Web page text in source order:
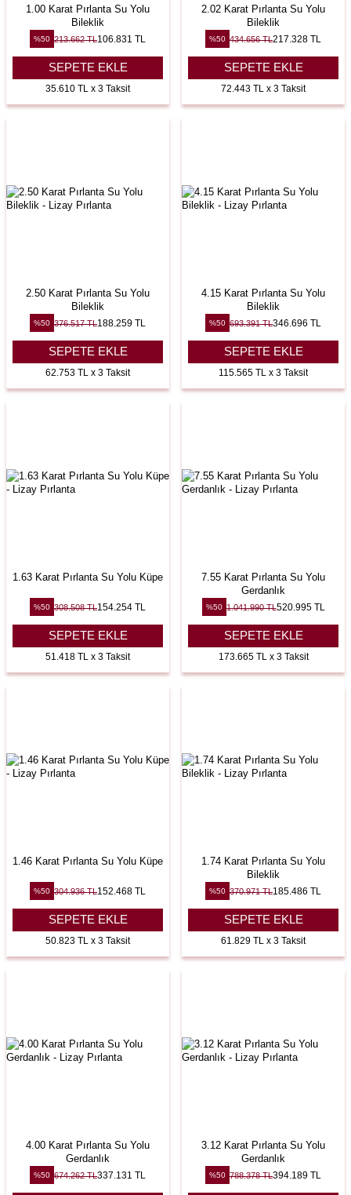
1.00 Karat Pırlanta Su Yolu
Bileklik
%50 213.662TL106.831 TL
SEPETE EKLE
35.610 TL x 3 Taksit
2.02 Karat Pırlanta Su Yolu
Bileklik
%50 434.656TL217.328 TL
SEPETE EKLE
72.443 TL x 3 Taksit
2.50 Karat Pırlanta Su Yolu
Bileklik
%50 376.517TL188.259 TL
SEPETE EKLE
62.753 TL x 3 Taksit
4.15 Karat Pırlanta Su Yolu
Bileklik
%50 693.391TL346.696 TL
SEPETE EKLE
115.565 TL x 3 Taksit
1.63 Karat Pırlanta Su Yolu Küpe
%50 308.508TL154.254 TL
SEPETE EKLE
51.418 TL x 3 Taksit
7.55 Karat Pırlanta Su Yolu
Gerdanlık
%50 1.041.990TL520.995TL
SEPETE EKLE
173.665 TL x 3 Taksit
1.46 Karat Pırlanta Su Yolu Küpe
%50 304.936TL152.468 TL
SEPETE EKLE
50.823 TL x 3 Taksit
1.74 Karat Pırlanta Su Yolu
Bileklik
%50 370.971TL185.486 TL
SEPETE EKLE
61.829 TL x 3 Taksit
4.00 Karat Pırlanta Su Yolu
Gerdanlık
%50 674.262TL337.131 TL
3.12 Karat Pırlanta Su Yolu
Gerdanlık
%50 788.378TL394.189 TL